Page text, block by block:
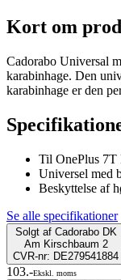
Kort om
Cadorabo Universal
karabinhage. Den
karabinhage er den
Til OnePlus 7T
Universel med
Beskyttelse af
Se alle specifikationer
Solgt af Cadorabo DK
Am Kirschbaum 2
CVR-nr: DE279541884
103.-Ekskl. moms